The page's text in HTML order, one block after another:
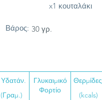
x1 κουταλάκι
Βάρος: 30 γρ.
Υδατάν.
Γλυκαιμικό
Φορτίο
(Γραμ.)
Θερμίδες
(kcals)